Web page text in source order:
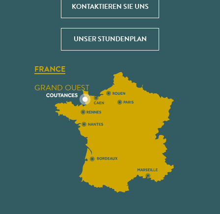
KONTAKTIEREN SIE UNS
UNSER STUNDENPLAN
FRANCE
GRAND OUEST